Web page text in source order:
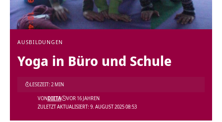
AUSBILDUNGEN
Yoga in Büro und Schule
ZULETZT AKTUALISIERT: 9. AUGUST 2025 08:53
VONDIETA VOR 16 JAHREN
LESEZEIT: 2 MIN